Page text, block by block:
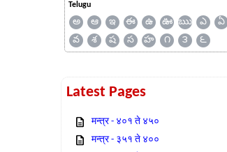
Telugu
అ ఆ ఇ ఈ ఉ ఊ ఋ ఎ ఏ
వ
శ ష స హ ౧ ౩ ౬
Latest Pages
मन्त्र - ४०१ ते ४५०
मन्त्र - ३५१ ते ४००